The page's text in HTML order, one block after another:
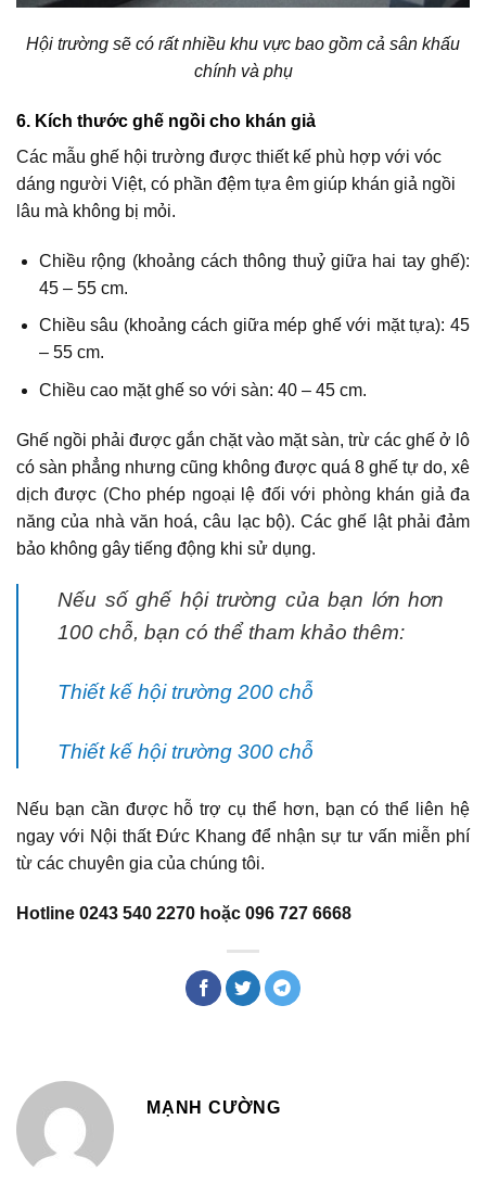
Hội trường sẽ có rất nhiều khu vực bao gồm cả sân khấu
chính và phụ
6. Kích thước ghế ngồi cho khán giả
Các mẫu ghế hội trường được thiết kế phù hợp với vóc
dáng người Việt, có phần đệm tựa êm giúp khán giả ngồi
lâu mà không bị mỏi.
Chiều rộng (khoảng cách thông thuỷ giữa hai tay ghế):
45 – 55 cm.
Chiều sâu (khoảng cách giữa mép ghế với mặt tựa): 45
– 55 cm.
Chiều cao mặt ghế so với sàn: 40 – 45 cm.
Ghế ngồi phải được gắn chặt vào mặt sàn, trừ các ghế ở lô
có sàn phẳng nhưng cũng không được quá 8 ghế tự do, xê
dịch được (Cho phép ngoại lệ đối với phòng khán giả đa
năng của nhà văn hoá, câu lạc bộ). Các ghế lật phải đảm
bảo không gây tiếng động khi sử dụng.
Nếu số ghế hội trường của bạn lớn hơn
100 chỗ, bạn có thể tham khảo thêm:
Thiết kế hội trường 200 chỗ
Thiết kế hội trường 300 chỗ
Nếu bạn cần được hỗ trợ cụ thể hơn, bạn có thể liên hệ
ngay với Nội thất Đức Khang để nhận sự tư vấn miễn phí
từ các chuyên gia của chúng tôi.
Hotline 0243 540 2270 hoặc 096 727 6668
MẠNH CƯỜNG